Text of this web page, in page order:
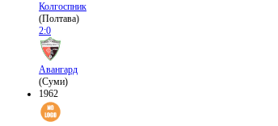
Колгоспник
(Полтава)
2:0
Авангард
(Суми)
1962